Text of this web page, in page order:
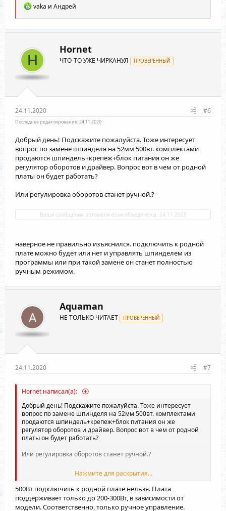
Р
а
к
и
:
vaka и Андрей
H
Hornet
ЧТО-ТО УЖЕ ЧИРКАНУЛ ПРОВЕРЕННЫЙ
24.11.2020 #6
Последнее редактирование:24.11.2020
Добрый день! Подскажите пожалуйста. Тоже интересует
вопрос по замене шпинделя на 52мм 500вт. комплектами
продаются шпиндель+крепеж+блок питания он же
регулятор оборотов и драйвер. Вопрос вот в чем от родной
платы он будет работать?
Или регулировка оборотов станет ручной.?
Ваши сообщения автоматически объединены: 24.11.2020
наверное не правильно изъяснился. подключить к родной
плате можно будет или нет и управлять шпинделем из
программы или при такой замене он станет полностью
ручным режимом.
Aquaman
НЕ ТОЛЬКО ЧИТАЕТ ПРОВЕРЕННЫЙ
24.11.2020 #7
Hornet написал(а):
Добрый день! Подскажите пожалуйста. Тоже интересует
вопрос по замене шпинделя на 52мм 500вт. комплектами
продаются шпиндель+крепеж+блок питания он же
регулятор оборотов и драйвер. Вопрос вот в чем от родной
платы он будет работать?
Или регулировка оборотов станет ручной.?
Ваши сообщения автоматически объединены:
наверное не правильно изъяснился. подключить к родной
Нажмите для раскрытия...
500Вт подключить к родной плате нельзя. Плата
поддерживает только до 200-300Вт, в зависимости от
модели. Соответственно, только ручное управление.